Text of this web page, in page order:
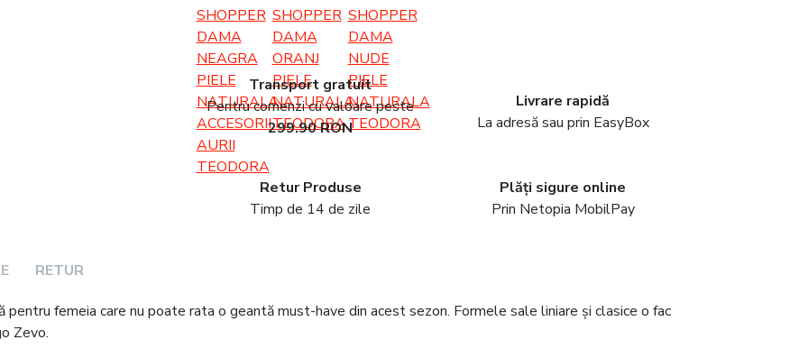
Transport gratuit
Pentru comenzi cu valoare peste
299.90 RON
Livrare rapidă
La adresă sau prin EasyBox
Retur Produse
Timp de 14 de zile
Plăți sigure online
Prin Netopia MobilPay
RETUR
femeia care nu poate rata o geantă must-have din acest sezon. Formele sale liniare și clasice o fac
Zevo.